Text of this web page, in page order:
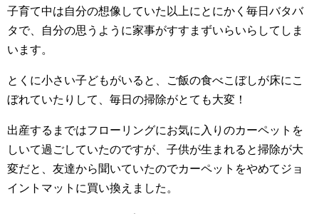
子育て中は自分の想像していた以上にとにかく毎日バタバ
タで、自分の思うように家事がすすまずいらいらしてしま
います。
とくに小さい子どもがいると、ご飯の食べこぼしが床にこ
ぼれていたりして、毎日の掃除がとても大変！
出産するまではフローリングにお気に入りのカーペットを
しいて過ごしていたのですが、子供が生まれると掃除が大
変だと、友達から聞いていたのでカーペットをやめてジョ
イントマットに買い換えました。